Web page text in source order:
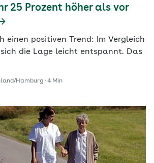
25 Prozent höher als vor
einen positiven Trend: Im Vergleich
die Lage leicht entspannt. Das
Hamburg 4 Min